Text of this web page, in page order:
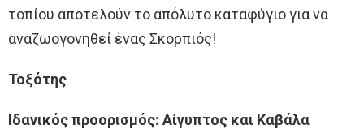
τοπίου αποτελούν το απόλυτο καταφύγιο για να
αναζωογονηθεί ένας Σκορπιός!
Τοξότης
Ιδανικός προορισμός: Αίγυπτος και Καβάλα